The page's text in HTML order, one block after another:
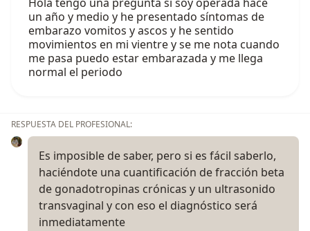
Hola tengo una pregunta si soy operada hace
un año y medio y he presentado síntomas de
embarazo vomitos y ascos y he sentido
movimientos en mi vientre y se me nota cuando
me pasa puedo estar embarazada y me llega
normal el periodo
RESPUESTA DEL PROFESIONAL:
Es imposible de saber, pero si es fácil saberlo,
haciéndote una cuantificación de fracción beta
de gonadotropinas crónicas y un ultrasonido
transvaginal y con eso el diagnóstico será
inmediatamente